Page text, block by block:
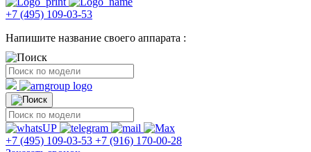
+7 (495) 109-03-53
Напишите название своего аппарата :
+7 (495) 109-03-53 +7 (916) 170-00-28